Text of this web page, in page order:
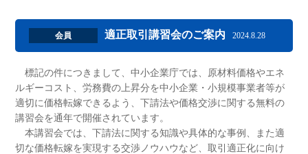
会員 適正取引講習会のご案内 2024.8.28
標記の件につきまして、中小企業庁では、原材料価格やエネ
ルギーコスト、労務費の上昇分を中小企業・小規模事業者等が
適切に価格転嫁できるよう、下請法や価格交渉に関する無料の
講習会を通年で開催されています。
本講習会では、下請法に関する知識や具体的な事例、また適
切な価格転嫁を実現する交渉ノウハウなど、取引適正化に向け